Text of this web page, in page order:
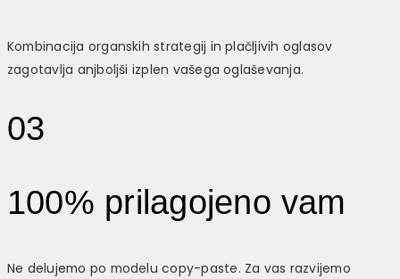
Kombinacija organskih strategij in plačljivih oglasov
zagotavlja anjboljši izplen vašega oglaševanja.
03
100% prilagojeno vam
Ne delujemo po modelu copy-paste. Za vas razvijemo